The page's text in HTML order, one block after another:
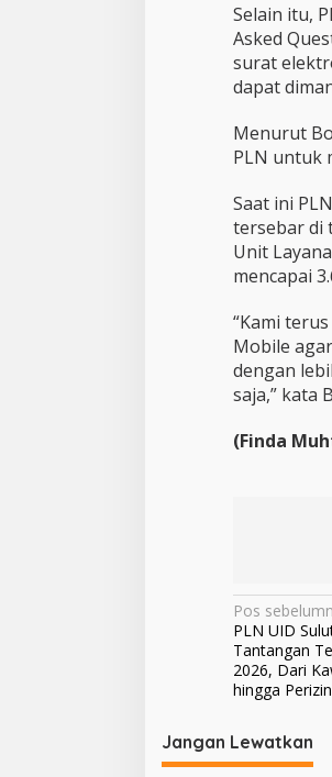
Selain itu,
Asked
surat
dapat
Menurut
PLN untuk
Saat ini
tersebar di
Unit
mencapai
“Kami
Mobile
dengan
saja,” kata
(Finda
N
a
v
i
g
a
Pos
PLN UID
Tantangan
2026, Dari
hingga
Jangan Lewatkan